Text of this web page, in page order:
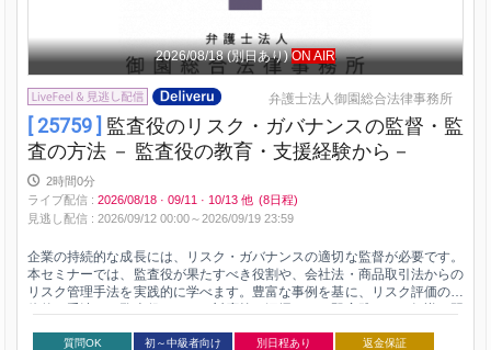
2026/08/18 (別日あり) ON AIR
弁護士法人御園総合法律事務所
[ 25759 ] 監査役のリスク・ガバナンスの監督・監
査の方法 － 監査役の教育・支援経験から－
2時間0分
ライブ配信 :2026/08/18 · 09/11 · 10/13他 (8日程)
見逃し配信 :2026/09/12 00:00～2026/09/19 23:59
企業の持続的な成長には、リスク・ガバナンスの適切な監督が必要です。
本セミナーでは、監査役が果たすべき役割や、会社法・商品取引法からの
リスク管理手法を実践的に学べます。豊富な事例を基に、リスク評価の具
質問OK 初～中級者向け 別日程あり 返金保証